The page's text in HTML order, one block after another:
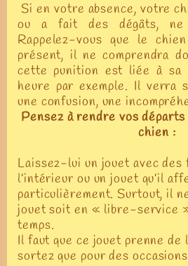
Si en votre absence, votre
ou a fait des dégâts, ne
Rappelez-vous que le
présent, il ne comprendra
cette punition est liée à sa
heure par exemple. Il verra
une confusion, une
Pensez à rendre vos
chien :
Laissez-lui un jouet avec des
l’intérieur ou un jouet qu’il
particulièrement. Surtout, il
jouet soit en « libre-service
temps.
Il faut que ce jouet prenne de
sortez que pour des